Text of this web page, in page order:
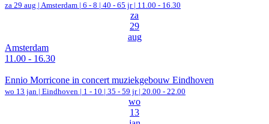
za 29 aug | Amsterdam | 6 - 8 | 40 - 65 jr | 11.00 - 16.30
za
29
aug
Amsterdam
11.00 - 16.30
Ennio Morricone in concert muziekgebouw Eindhoven
wo 13 jan | Eindhoven | 1 - 10 | 35 - 59 jr | 20.00 - 22.00
wo
13